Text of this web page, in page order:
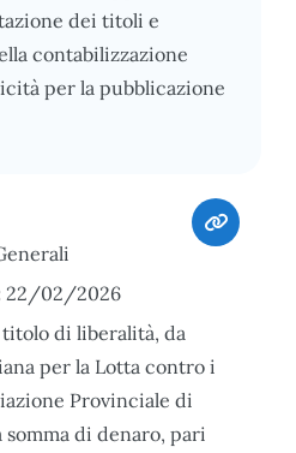
dei titoli e
contabilizzazione
per la pubblicazione
22/02/2026
titolo di liberalità, da
per la Lotta contro i
Provinciale di
somma di denaro, pari